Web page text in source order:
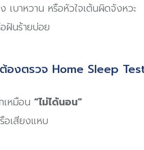
บาหวาน หรือหัวใจเต้นผิดจังหวะ
ฝันร้ายบ่อย
งตรวจ Home Sleep
เหมือน “ไม่ได้นอน”
อเสียงแหบ